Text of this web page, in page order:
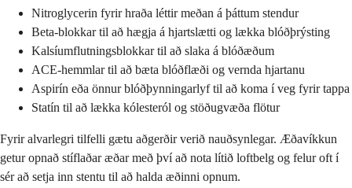
Nitroglycerin fyrir hraða léttir meðan á þáttum stendur
Beta-blokkar til að hægja á hjartslætti og lækka blóðþrýsting
Kalsíumflutningsblokkar til að slaka á blóðæðum
ACE-hemmlar til að bæta blóðflæði og vernda hjartanu
Aspirín eða önnur blóðþynningarlyf til að koma í veg fyrir tappa
Statín til að lækka kólesteról og stöðugvæða flötur
Fyrir alvarlegri tilfelli gætu aðgerðir verið nauðsynlegar. Æðavíkkun
getur opnað stíflaðar æðar með því að nota lítið loftbelg og felur oft í
sér að setja inn stentu til að halda æðinni opnum.